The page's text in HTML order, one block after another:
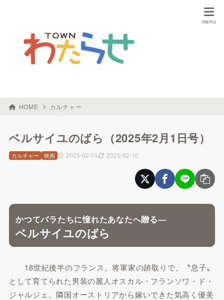
HOME カルチャー
ベルサイユのばら（2025年2月1日号）
2025-02-01 2025-02-10
カルチャー 映画
かつてバラたちに憧れたあなたへ贈る―
ベルサイユのばら
18世紀後半のフランス。将軍家の跡取りで、〝息子〟
として育てられた男装の麗人オスカル・フランソワ・ド・
ジャルジェ。隣国オーストリアから嫁いできた気高く優美